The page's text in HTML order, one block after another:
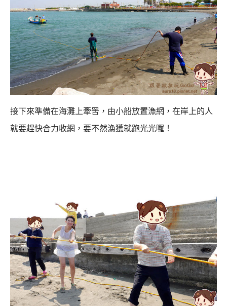
接下來準備在海灘上牽罟，由小船放置漁網， 在岸上的人
就要趕快合力收網，要不然漁獲就跑光光囉！